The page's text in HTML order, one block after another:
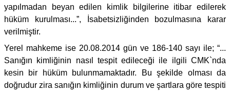
yapılmadan beyan edilen kimlik bilgilerine itibar edilerek
hüküm kurulması...”, İsabetsizliğinden bozulmasına karar
verilmiştir.
Yerel mahkeme ise 20.08.2014 gün ve 186-140 sayı ile; “...
Sanığın kimliğinin nasıl tespit edileceği ile ilgili CMK`nda
kesin bir hüküm bulunmamaktadır. Bu şekilde olması da
doğrudur zira sanığın kimliğinin durum ve şartlara göre tespiti